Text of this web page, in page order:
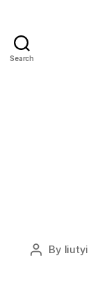
Search
Post
By liutyi